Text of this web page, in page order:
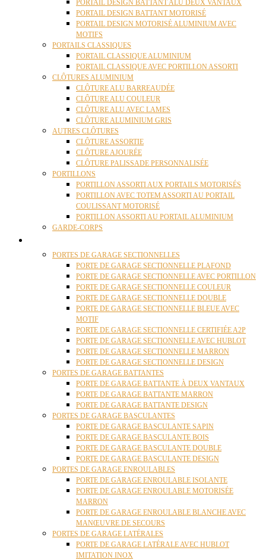
PORTAIL DESIGN BATTANT ALU DEUX VANTAUX
PORTAIL DESIGN BATTANT MOTORISÉ
PORTAIL DESIGN MOTORISÉ ALUMINIUM AVEC
MOTIFS
PORTAILS CLASSIQUES
PORTAIL CLASSIQUE ALUMINIUM
PORTAIL CLASSIQUE AVEC PORTILLON ASSORTI
CLÔTURES ALUMINIUM
CLÔTURE ALU BARREAUDÉE
CLÔTURE ALU COULEUR
CLÔTURE ALU AVEC LAMES
CLÔTURE ALUMINIUM GRIS
AUTRES CLÔTURES
CLÔTURE ASSORTIE
CLÔTURE AJOURÉE
CLÔTURE PALISSADE PERSONNALISÉE
PORTILLONS
PORTILLON ASSORTI AUX PORTAILS MOTORISÉS
PORTILLON AVEC TOTEM ASSORTI AU PORTAIL
COULISSANT MOTORISÉ
PORTILLON ASSORTI AU PORTAIL ALUMINIUM
GARDE-CORPS
PORTES DE GARAGE SECTIONNELLES
PORTE DE GARAGE SECTIONNELLE PLAFOND
PORTE DE GARAGE SECTIONNELLE AVEC PORTILLON
PORTE DE GARAGE SECTIONNELLE COULEUR
PORTE DE GARAGE SECTIONNELLE DOUBLE
PORTE DE GARAGE SECTIONNELLE BLEUE AVEC
MOTIF
PORTE DE GARAGE SECTIONNELLE CERTIFIÉE A2P
PORTE DE GARAGE SECTIONNELLE AVEC HUBLOT
PORTE DE GARAGE SECTIONNELLE MARRON
PORTE DE GARAGE SECTIONNELLE DESIGN
PORTES DE GARAGE BATTANTES
PORTE DE GARAGE BATTANTE À DEUX VANTAUX
PORTE DE GARAGE BATTANTE MARRON
PORTE DE GARAGE BATTANTE DESIGN
PORTES DE GARAGE BASCULANTES
PORTE DE GARAGE BASCULANTE SAPIN
PORTE DE GARAGE BASCULANTE BOIS
PORTE DE GARAGE BASCULANTE DOUBLE
PORTE DE GARAGE BASCULANTE DESIGN
PORTES DE GARAGE ENROULABLES
PORTE DE GARAGE ENROULABLE ISOLANTE
PORTE DE GARAGE ENROULABLE MOTORISÉE
MARRON
PORTE DE GARAGE ENROULABLE BLANCHE AVEC
MANŒUVRE DE SECOURS
PORTES DE GARAGE LATÉRALES
PORTE DE GARAGE LATÉRALE AVEC HUBLOT
IMITATION INOX